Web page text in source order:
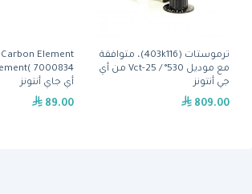
ترموستات (403k116)، متوافقة
مع موديل 530° / Vct-25 من أي
جي أنتونز
809.00
Carbon Element
أي جاي أنتونز
89.00